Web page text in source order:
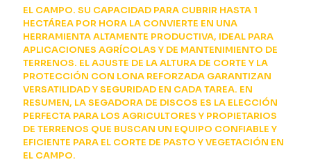
EL CAMPO. SU CAPACIDAD PARA CUBRIR HASTA 1
HECTÁREA POR HORA LA CONVIERTE EN UNA
HERRAMIENTA ALTAMENTE PRODUCTIVA, IDEAL PARA
APLICACIONES AGRÍCOLAS Y DE MANTENIMIENTO DE
TERRENOS. EL AJUSTE DE LA ALTURA DE CORTE Y LA
PROTECCIÓN CON LONA REFORZADA GARANTIZAN
VERSATILIDAD Y SEGURIDAD EN CADA TAREA. EN
RESUMEN, LA SEGADORA DE DISCOS ES LA ELECCIÓN
PERFECTA PARA LOS AGRICULTORES Y PROPIETARIOS
DE TERRENOS QUE BUSCAN UN EQUIPO CONFIABLE Y
EFICIENTE PARA EL CORTE DE PASTO Y VEGETACIÓN EN
EL CAMPO.